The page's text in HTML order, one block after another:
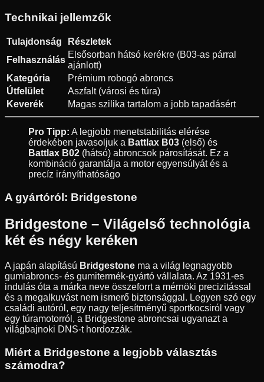
Technikai jellemzők
Tulajdonság
Részletek
Felhasználás
Elsősorban hátsó kerékre (B03-as párral
ajánlott)
Kategória
Prémium robogó abroncs
Útfelület
Aszfalt (városi és túra)
Keverék
Magas szilika tartalom a jobb tapadásért
Pro Tipp: A legjobb menetstabilitás elérése
érdekében javasoljuk a Battlax B03 (első) és
Battlax B02 (hátsó) abroncsok párosítását. Ez a
kombináció garantálja a motor egyensúlyát és a
precíz irányíthatóságo
A gyártóról: Bridgestone
Bridgestone – Világelső technológia
két és négy keréken
A japán alapítású Bridgestone ma a világ legnagyobb
gumiabroncs- és gumitermék-gyártó vállalata. Az 1931-es
indulás óta a márka neve összeforrt a mérnöki precizitással
és a megalkuvást nem ismerő biztonsággal. Legyen szó egy
családi autóról, egy nagy teljesítményű sportkocsiról vagy
egy túramotorról, a Bridgestone abroncsai ugyanazt a
világbajnoki DNS-t hordozzák.
Miért a Bridgestone a legjobb választás
számodra?